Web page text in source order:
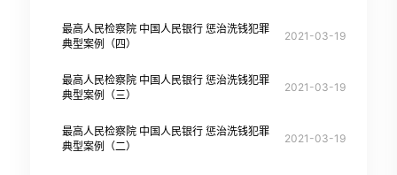
最高人民检察院 中国人民银行 惩治洗钱犯罪
典型案例（四）
2021-03-19
最高人民检察院 中国人民银行 惩治洗钱犯罪
典型案例（三）
2021-03-19
最高人民检察院 中国人民银行 惩治洗钱犯罪
典型案例（二）
2021-03-19